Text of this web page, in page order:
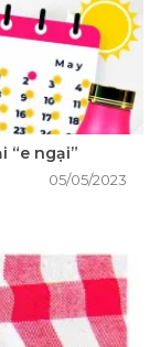
“e ngại”
05/05/2023